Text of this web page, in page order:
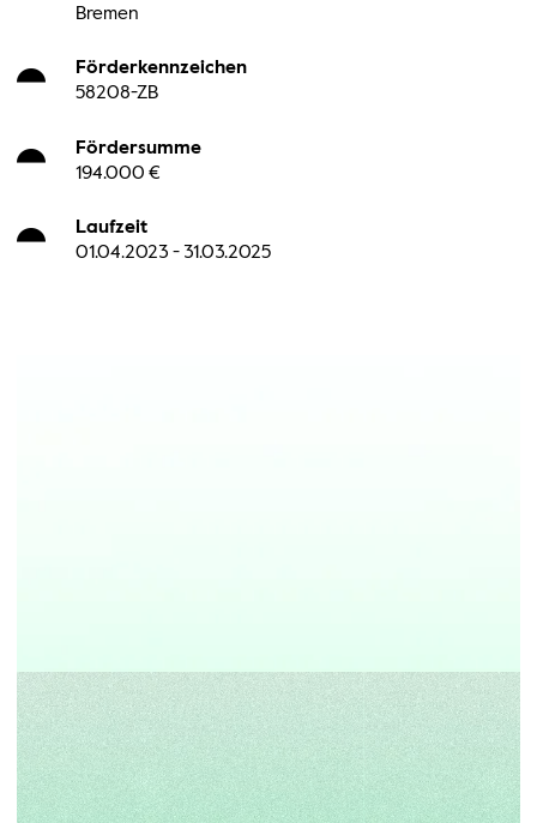
Bremen
Förderkennzeichen
58208-ZB
Fördersumme
194.000 €
Laufzeit
01.04.2023 - 31.03.2025